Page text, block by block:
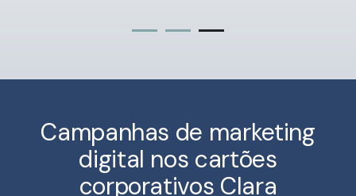
Campanhas de marketing
digital nos cartões
corporativos Clara